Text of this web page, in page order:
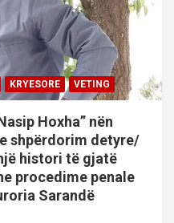
KRYESORE VETING
Hoxha” nën
shpërdorim detyre/
histori të gjatë
procedime penale
Sarandë